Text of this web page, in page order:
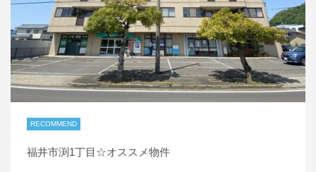
RECOMMEND
福井市渕1丁目☆オススメ物件